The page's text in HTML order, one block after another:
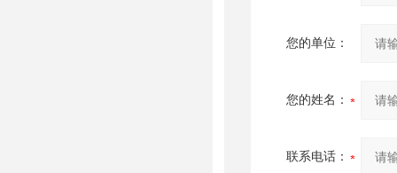
您的单位：
您的姓名：
联系电话：